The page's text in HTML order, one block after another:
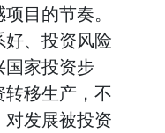
目的节奏。
、投资风险
国家投资步
移生产，不
发展被投资